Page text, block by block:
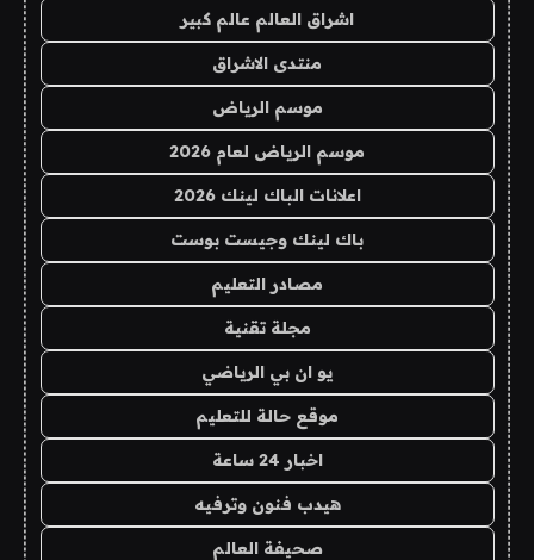
اشراق العالم عالم كبير
منتدى الاشراق
موسم الرياض
موسم الرياض لعام 2026
اعلانات الباك لينك 2026
باك لينك وجيست بوست
مصادر التعليم
مجلة تقنية
يو ان بي الرياضي
موقع حالة للتعليم
اخبار 24 ساعة
هيدب فنون وترفيه
صحيفة العالم